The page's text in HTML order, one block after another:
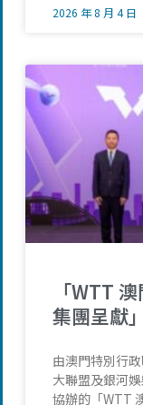
2026 年 8 月 4 日
「WTT
集團呈獻
由澳門特別行
大聯盟及銀河
協辦的「WTT